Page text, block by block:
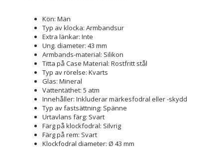
Kön: Män
Typ av klocka: Armbandsur
Extra länkar: Inte
Ung. diameter: 43 mm
Armbands-material: Silikon
Titta på Case Material: Rostfritt stål
Typ av rörelse: Kvarts
Glas: Mineral
Vattentäthet: 5 atm
Innehåller: Inkluderar märkesfodral eller -skydd
Typ av fastsättning: Spänne
Urtavlans färg: Svart
Färg på klockfodral: Silvrig
Färg på rem: Svart
Klockfodral diameter: Ø 43 mm